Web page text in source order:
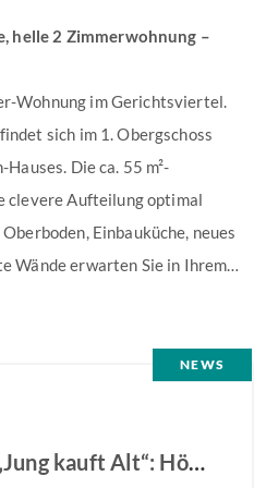
helle 2 Zimmerwohnung –
Wohnung im Gerichtsviertel.
sich im 1. Obergschoss
Die ca. 55 m²-
clevere Aufteilung optimal
Einbauküche, neues
Wände erwarten Sie in Ihrem…
NEWS
KfW-Förderung „Jung kauft Alt“: Höhere Kredite ab August 2026